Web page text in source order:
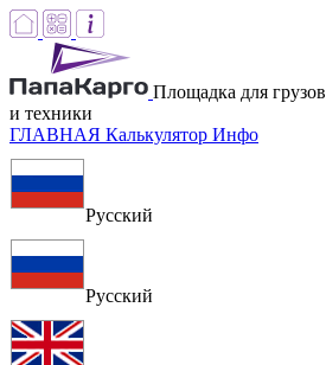
Площадка для грузов
и техники
ГЛАВНАЯ Калькулятор Инфо
Русский
Русский